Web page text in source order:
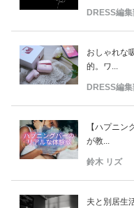
DRESS編
おしゃれな
的。ワ...
DRESS編
【ハプニ
が教...
鈴木 リズ
夫と別居生